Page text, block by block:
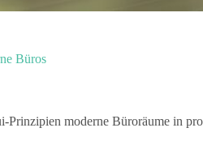
Büros
Prinzipien moderne Büroräume in